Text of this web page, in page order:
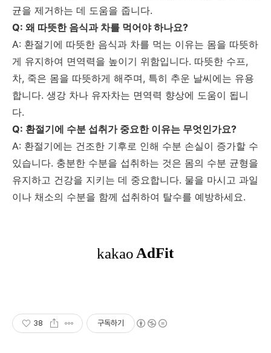
균을 제거하는 데 도움을 줍니다.
Q: 왜 따뜻한 음식과 차를 먹어야 하나요?
A: 환절기에 따뜻한 음식과 차를 먹는 이유는 몸을 따뜻하
게 유지하여 면역력을 높이기 위함입니다. 따뜻한 수프,
차, 죽은 몸을 따뜻하게 해주며, 특히 추운 날씨에는 유용
합니다. 생강 차나 유자차는 면역력 향상에 도움이 됩니
다.
Q: 환절기에 수분 섭취가 중요한 이유는 무엇인가요?
A: 환절기에는 건조한 기후로 인해 수분 손실이 증가할 수
있습니다. 충분한 수분을 섭취하는 것은 몸의 수분 균형을
유지하고 건강을 지키는 데 중요합니다. 물을 마시고 과일
이나 채소의 수분을 함께 섭취하여 탈수를 예방하세요.
38 구독하기